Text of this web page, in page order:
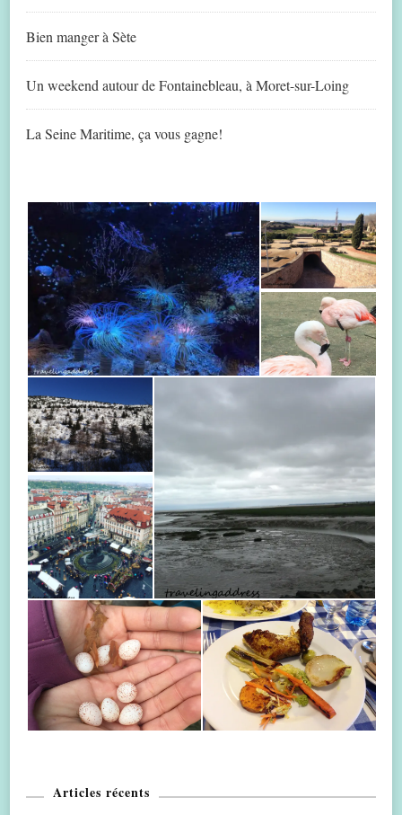
Bien manger à Sète
Un weekend autour de Fontainebleau, à Moret-sur-Loing
La Seine Maritime, ça vous gagne!
Articles récents